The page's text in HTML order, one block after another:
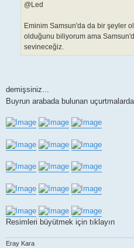
@Led
Eminim Samsun'da da bir şeyler
olduğunu biliyorum ama
sevineceğiz.
demişsiniz...
Buyrun arabada bulunan
Resimleri büyütmek için tıklayın
Eray Kara